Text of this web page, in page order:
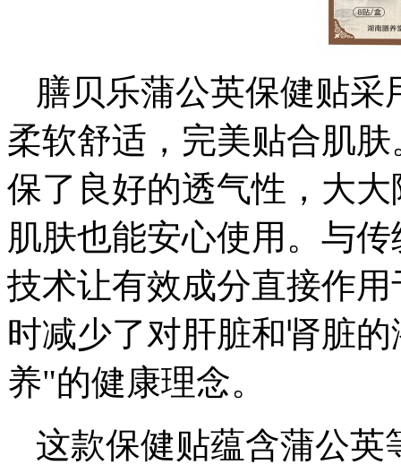
膳贝乐蒲公英保健贴
柔软舒适，完美贴合肌
保了良好的透气性，大
肌肤也能安心使用。与
技术让有效成分直接作
时减少了对肝脏和肾脏
养"的健康理念。
这款保健贴蕴含蒲公英